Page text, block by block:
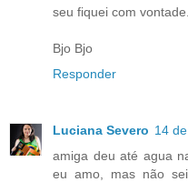
seu fiquei com vontade.
Bjo Bjo
Responder
Luciana Severo 14
amiga deu até agua
eu amo, mas não